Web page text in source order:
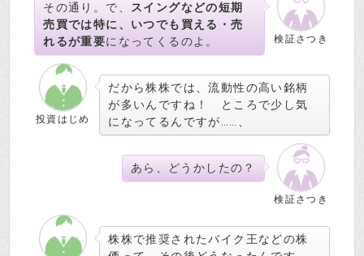
検証さつき
その通り。で、 スイングなどの短期
売買では特に、いつでも買える・売
れるが重要になってくるのよ。
投資はじめ
だから株株では、流動性の高い銘柄
が多いんですね！ ところで少し気
になってるんですが……、
検証さつき
あら、どうかしたの？
株株で推奨されたバイク王などの株